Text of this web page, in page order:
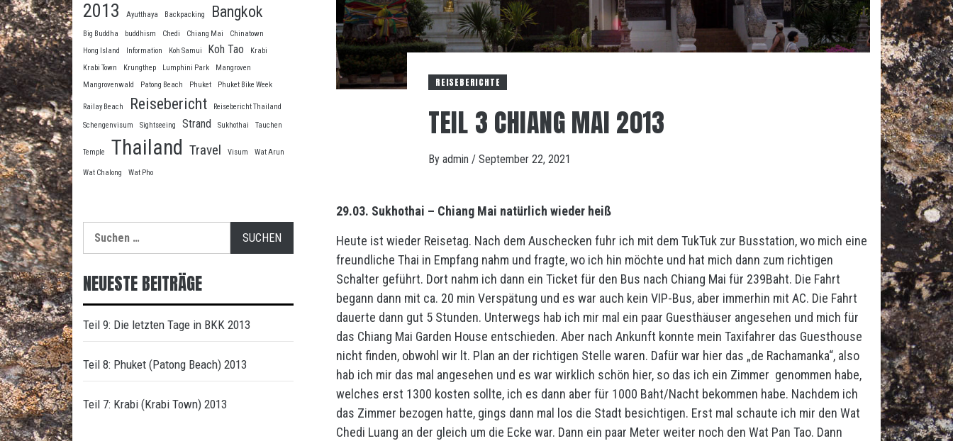
REISEBERICHTE
TEIL 3 CHIANG MAI 2013
By admin / September 22, 2021
29.03. Sukhothai – Chiang Mai natürlich wieder heiß
Heute ist wieder Reisetag. Nach dem Auschecken fuhr ich mit dem TukTuk zur Busstation, wo mich eine
freundliche Thai in Empfang nahm und fragte, wo ich hin möchte und hat mich dann zum richtigen
Schalter geführt. Dort nahm ich dann ein Ticket für den Bus nach Chiang Mai für 239Baht. Die Fahrt
begann dann mit ca. 20 min Verspätung und es war auch kein VIP-Bus, aber immerhin mit AC. Die Fahrt
dauerte dann gut 5 Stunden. Unterwegs hab ich mir mal ein paar Guesthäuser angesehen und mich für
das Chiang Mai Garden House entschieden. Aber nach Ankunft konnte mein Taxifahrer das Guesthouse
nicht finden, obwohl wir lt. Plan an der richtigen Stelle waren. Dafür war hier das „de Rachamanka“, also
hab ich mir das mal angesehen und es war wirklich schön hier, so das ich ein Zimmer genommen habe,
welches erst 1300 kosten sollte, ich es dann aber für 1000 Baht/Nacht bekommen habe. Nachdem ich
das Zimmer bezogen hatte, gings dann mal los die Stadt besichtigen. Erst mal schaute ich mir den Wat
Chedi Luang an der gleich um die Ecke war. Dann ein paar Meter weiter noch den Wat Pan Tao. Dann
2013 Ayutthaya Backpacking Bangkok
Big Buddha buddhism Chedi Chiang Mai
Chinatown
Hong Island
Information Koh Samui Koh Tao
Krabi
Krabi Town
Krungthep Lumphini Park
Mangroven
Mangrovenwald
Patong Beach Phuket Phuket Bike Week
Railay Beach Reisebericht
Reisebericht Thailand
Schengenvisum
Sightseeing Strand Sukhothai Tauchen
Temple Thailand Travel Visum Wat Arun
Wat Chalong Wat Pho
nach:
NEUESTE BEITRÄGE
Teil 9: Die letzten Tage in BKK 2013
Teil 8: Phuket (Patong Beach) 2013
Teil 7: Krabi (Krabi Town) 2013